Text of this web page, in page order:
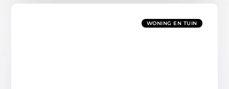
WONING EN TUIN